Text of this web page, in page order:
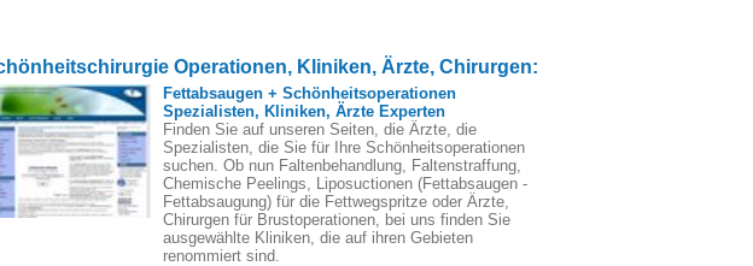
Operationen, Kliniken, Ärzte, Chirurgen:
Fettabsaugen + Schönheitsoperationen
Spezialisten, Kliniken, Ärzte Experten
Finden Sie auf unseren Seiten, die Ärzte, die
Spezialisten, die Sie für Ihre Schönheitsoperationen
suchen. Ob nun Faltenbehandlung, Faltenstraffung,
Chemische Peelings, Liposuctionen (Fettabsaugen -
Fettabsaugung) für die Fettwegspritze oder Ärzte,
Chirurgen für Brustoperationen, bei uns finden Sie
ausgewählte Kliniken, die auf ihren Gebieten
renommiert sind.